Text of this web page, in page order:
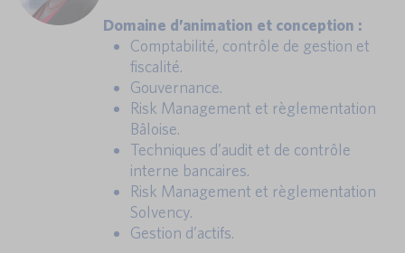
Domaine d’animation et conception :
Comptabilité, contrôle de gestion et
fiscalité.
Gouvernance.
Risk Management et règlementation
Bâloise.
Techniques d’audit et de contrôle
interne bancaires.
Risk Management et règlementation
Solvency.
Gestion d’actifs.